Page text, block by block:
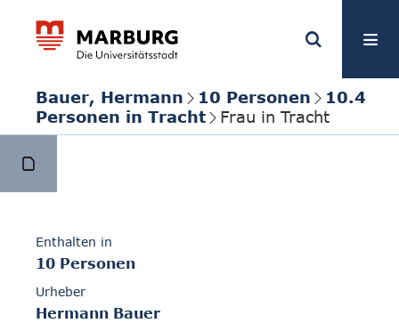
Bauer, Hermann 10 Personen
10.4
Personen in Tracht
Frau in Tracht
Enthalten in
10 Personen
Urheber
Hermann Bauer